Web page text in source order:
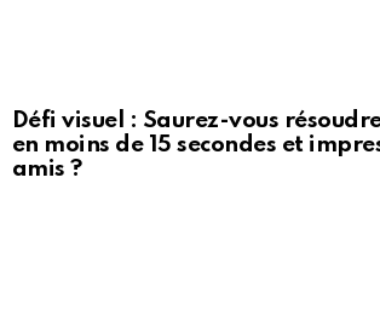
Défi visuel : Saurez-vous
en moins de 15 secondes et
amis ?